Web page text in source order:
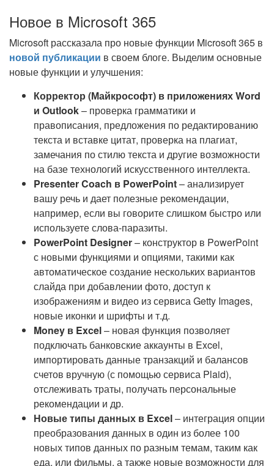
Новое в Microsoft 365
Microsoft рассказала про новые функции Microsoft 365 в
новой публикации в своем блоге. Выделим основные
новые функции и улучшения:
Корректор (Майкрософт) в приложениях Word
и Outlook– проверка грамматики и
правописания, предложения по редактированию
текста и вставке цитат, проверка на плагиат,
замечания по стилю текста и другие возможности
на базе технологий искусственного интеллекта.
Presenter Coach в PowerPoint– анализирует
вашу речь и дает полезные рекомендации,
например, если вы говорите слишком быстро или
используете слова-паразиты.
PowerPoint Designer– конструктор в PowerPoint
с новыми функциями и опциями, такими как
автоматическое создание нескольких вариантов
слайда при добавлении фото, доступ к
изображениям и видео из сервиса Getty Images,
новые иконки и шрифты и т.д.
Money в Excel– новая функция позволяет
подключать банковские аккаунты в Excel,
импортировать данные транзакций и балансов
счетов вручную (с помощью сервиса Plaid),
отслеживать траты, получать персональные
рекомендации и др.
Новые типы данных в Excel– интеграция опции
преобразования данных в один из более 100
новых типов данных по разным темам, таким как
еда, или фильмы, а также новые возможности для